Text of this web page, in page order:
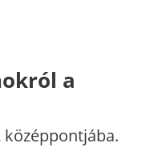
a